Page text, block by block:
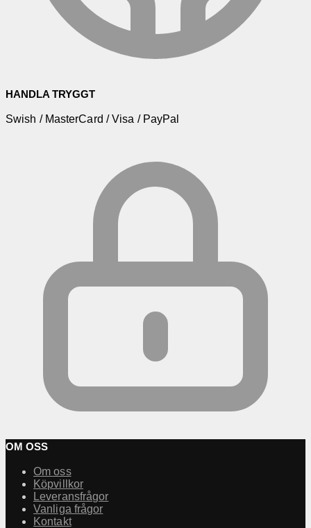
HANDLA TRYGGT
Swish / MasterCard / Visa / PayPal
OM OSS
Om oss
Köpvillkor
Leveransfrågor
Vanliga frågor
Kontakt